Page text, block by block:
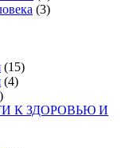
(3)
(15)
(4)
К ЗДОРОВЬЮ И